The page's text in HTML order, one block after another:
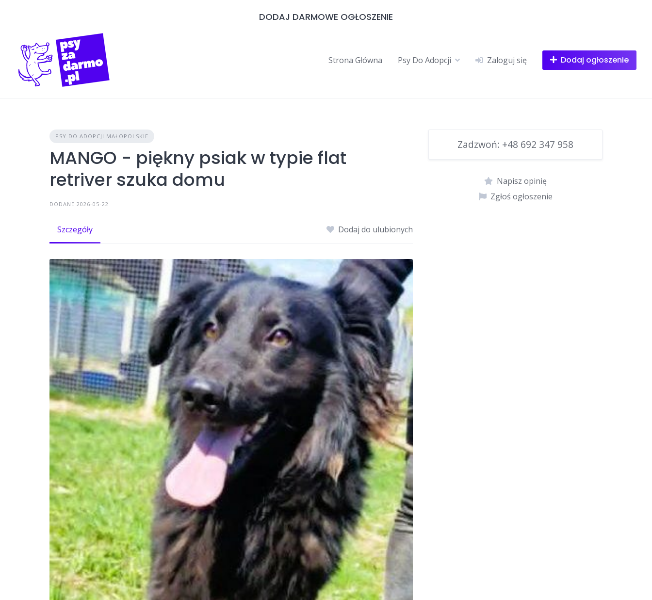
DODAJ DARMOWE OGŁOSZENIE
Strona Główna Psy Do Adopcji Zaloguj się Dodaj ogłoszenie
PSY DO ADOPCJI MAŁOPOLSKIE
MANGO - piękny psiak w typie flat
retriver szuka domu
DODANE 2026-05-22
Szczegóły Dodaj do ulubionych
Zadzwoń: +48 692 347 958
Napisz opinię
Zgłoś ogłoszenie